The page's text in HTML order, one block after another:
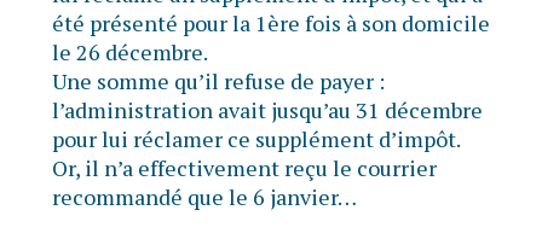
été présenté pour la 1ère fois à son domicile
le 26 décembre.
Une somme qu’il refuse de payer :
l’administration avait jusqu’au 31 décembre
pour lui réclamer ce supplément d’impôt.
Or, il n’a effectivement reçu le courrier
recommandé que le 6 janvier…